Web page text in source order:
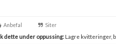
Anbefal Siter
dette under oppussing:Lagre kvitteringer,